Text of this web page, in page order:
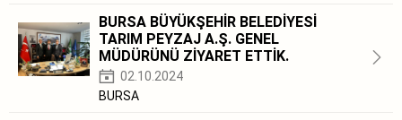
BURSA BÜYÜKŞEHİR BELEDİYESİ
TARIM PEYZAJ A.Ş. GENEL
MÜDÜRÜNÜ ZİYARET ETTİK.
02.10.2024
BURSA